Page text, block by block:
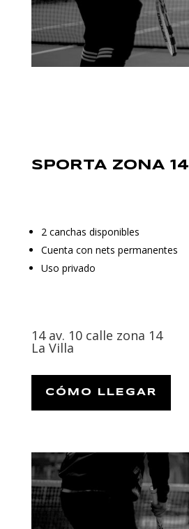
SPORTA ZONA 14
2 canchas disponibles
Cuenta con nets permanentes
Uso privado
14 av. 10 calle zona 14
La Villa
CÓMO LLEGAR